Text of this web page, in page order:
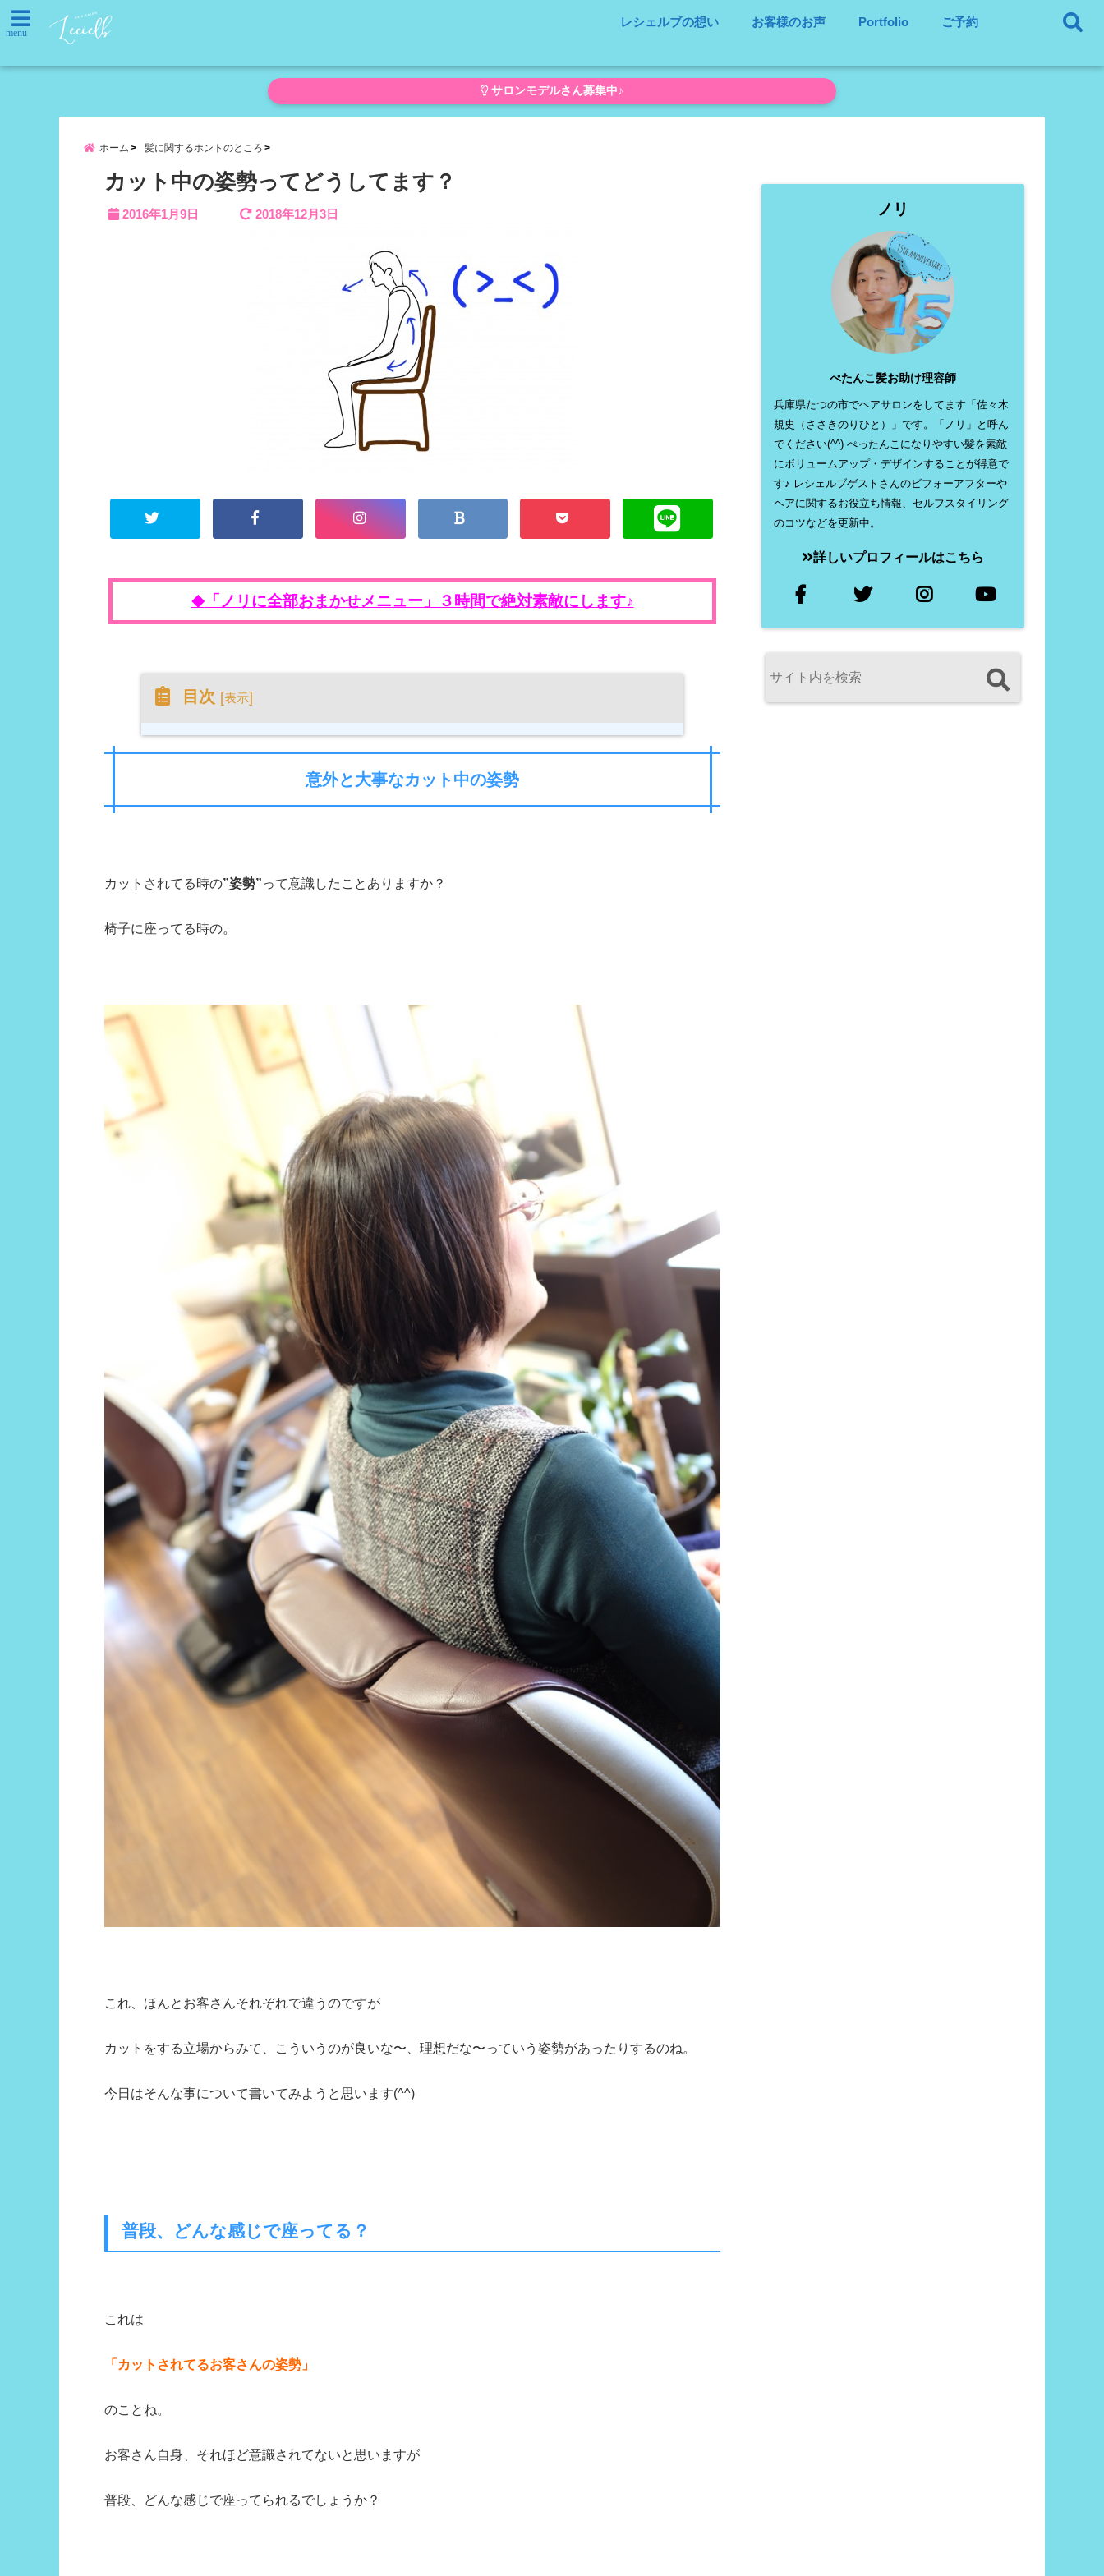
menu
レシェルブの想い お客様のお声 Portfolio ご予約
サロンモデルさん募集中♪
ホーム 髪に関するホントのところ
カット中の姿勢ってどうしてます？
2016年1月9日 2018年12月3日
◆「ノリに全部おまかせメニュー」３時間で絶対素敵にします♪
目次 [表示]
意外と大事なカット中の姿勢
カットされてる時の”姿勢”って意識したことありますか？
椅子に座ってる時の。
これ、ほんとお客さんそれぞれで違うのですが
カットをする立場からみて、こういうのが良いな〜、理想だな〜っていう姿勢があったりするのね。
今日はそんな事について書いてみようと思います(^^)
普段、どんな感じで座ってる？
これは
「カットされてるお客さんの姿勢」
のことね。
お客さん自身、それほど意識されてないと思いますが
普段、どんな感じで座ってられるでしょうか？
ノリ
ぺたんこ髪お助け理容師
兵庫県たつの市でヘアサロンをしてます「佐々木
規史（ささきのりひと）」です。「ノリ」と呼ん
でください(^^) ぺったんこになりやすい髪を素敵
にボリュームアップ・デザインすることが得意で
す♪ レシェルブゲストさんのビフォーアフターや
ヘアに関するお役立ち情報、セルフスタイリング
のコツなどを更新中。
詳しいプロフィールはこちら